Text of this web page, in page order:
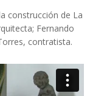
construcción de La
Fernando
contratista.